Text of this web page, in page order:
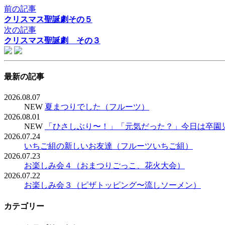
前の記事
クリスマス聖誕劇その５
次の記事
クリスマス聖誕劇 その３
最新の記事
2026.08.07
NEW 夏まつりでした（フルーツ）
2026.08.01
NEW
「ひさしぶり〜！」「元気だった？」今日は卒園
2026.07.24
いちご組の新しいお友達（フルーツいちご組）
2026.07.23
お楽しみ会４（おまつりごっこ、花火大会）
2026.07.22
お楽しみ会３（ピザトッピング〜流しソーメン）
カテゴリー